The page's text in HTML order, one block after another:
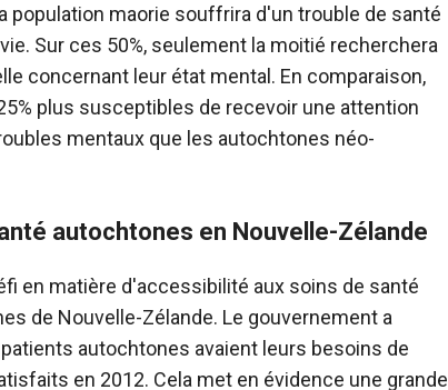
population maorie souffrira d'un trouble de santé
Sur ces 50%, seulement la moitié recherchera
concernant leur état mental. En comparaison,
plus susceptibles de recevoir une attention
mentaux que les autochtones néo-
autochtones en Nouvelle-Zélande
en matière d'accessibilité aux soins de santé
de Nouvelle-Zélande. Le gouvernement a
autochtones avaient leurs besoins de
en 2012. Cela met en évidence une grande